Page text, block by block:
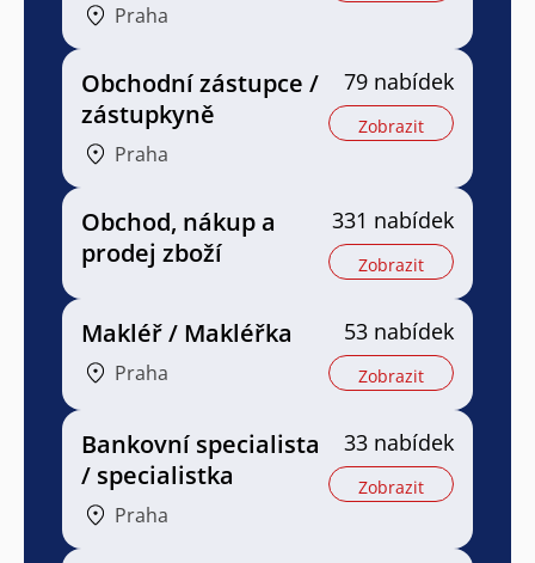
Praha
Obchodní zástupce /
zástupkyně
Praha
79 nabídek
Zobrazit
Obchod, nákup a
prodej zboží
331 nabídek
Zobrazit
Makléř / Makléřka
Praha
53 nabídek
Zobrazit
Bankovní specialista
/ specialistka
Praha
33 nabídek
Zobrazit